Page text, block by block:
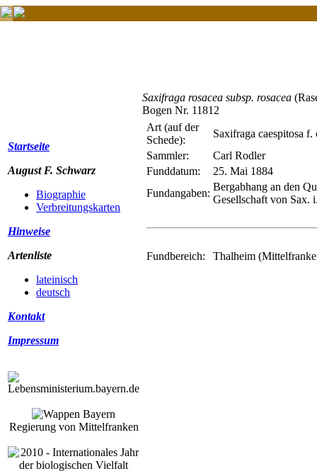
Startseite
August F. Schwarz
Biographie
Verbreitungskarten
Hinweise
Artenliste
lateinisch
deutsch
Kontakt
Impressum
Regierung von Mittelfranken
Saxifraga rosacea subsp. rosacea
Bogen Nr. 11812
Art (auf der
Schede):
Saxifraga caespitosa f.
Sammler:
Carl Rodler
Funddatum:
25. Mai 1884
Fundangaben:
Bergabhang an den
Gesellschaft von Sax.
Fundbereich: Thalheim